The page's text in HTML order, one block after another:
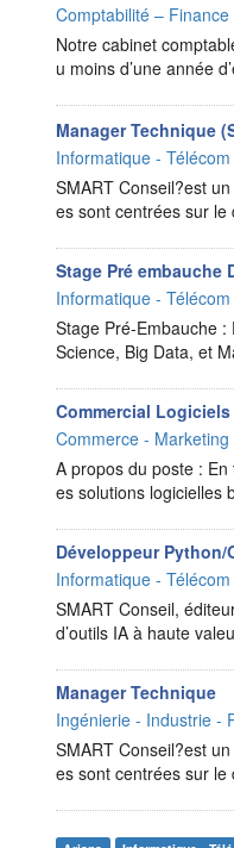
Comptabilité –
Notre cabinet
u moins d’une année
Manager Technique
Informatique -
SMART Conseil?est
es sont centrées sur
Stage Pré embauche
Informatique -
Stage Pré-Embauche
Science, Big Data, et
Commercial Logiciels
Commerce - Marketing
A propos du poste :
es solutions logicielles
Développeur Python/
Informatique -
SMART Conseil,
d’outils IA à haute
Manager Technique
Ingénierie - Industrie -
SMART Conseil?est
es sont centrées sur